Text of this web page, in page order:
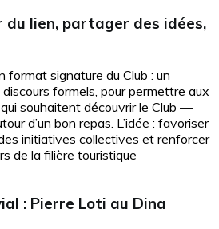
du lien, partager des idées,
format signature du Club : un
formels, pour permettre aux
souhaitent découvrir le Club —
d’un bon repas. L’idée : favoriser
initiatives collectives et renforcer
de la filière touristique
: Pierre Loti au Dina